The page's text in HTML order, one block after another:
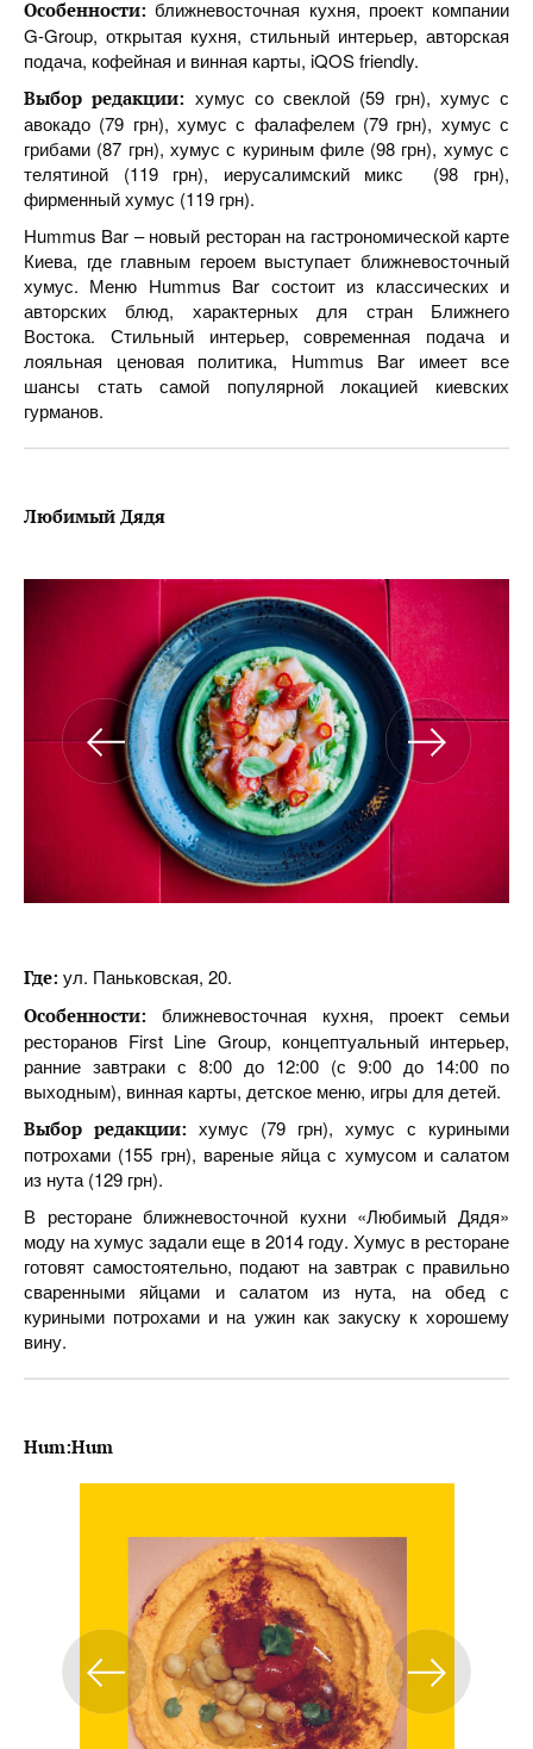
Особенности: ближневосточная кухня, проект компании
G-Group, открытая кухня, стильный интерьер, авторская
подача, кофейная и винная карты, iQOS friendly.
Выбор редакции: хумус со свеклой (59 грн), хумус с
авокадо (79 грн), хумус с фалафелем (79 грн), хумус с
грибами (87 грн), хумус с куриным филе (98 грн), хумус с
телятиной (119 грн), иерусалимский микс (98 грн),
фирменный хумус (119 грн).
Hummus Bar – новый ресторан на гастрономической карте
Киева, где главным героем выступает ближневосточный
хумус. Меню Hummus Bar состоит из классических и
авторских блюд, характерных для стран Ближнего
Востока. Стильный интерьер, современная подача и
лояльная ценовая политика, Hummus Bar имеет все
шансы стать самой популярной локацией киевских
гурманов.
Любимый Дядя
Где: ул. Паньковская, 20.
Особенности: ближневосточная кухня, проект семьи
ресторанов First Line Group, концептуальный интерьер,
ранние завтраки с 8:00 до 12:00 (с 9:00 до 14:00 по
выходным), винная карты, детское меню, игры для детей.
Выбор редакции: хумус (79 грн), хумус с куриными
потрохами (155 грн), вареные яйца с хумусом и салатом
из нута (129 грн).
В ресторане ближневосточной кухни «Любимый Дядя»
моду на хумус задали еще в 2014 году. Хумус в ресторане
готовят самостоятельно, подают на завтрак с правильно
сваренными яйцами и салатом из нута, на обед с
куриными потрохами и на ужин как закуску к хорошему
вину.
Hum:Hum